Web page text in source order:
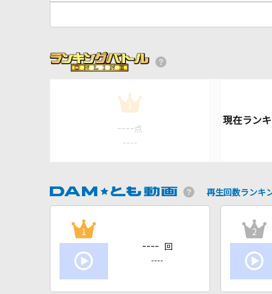
1
---- 点
----
再生回数ランキ
1
---- 回
----
2